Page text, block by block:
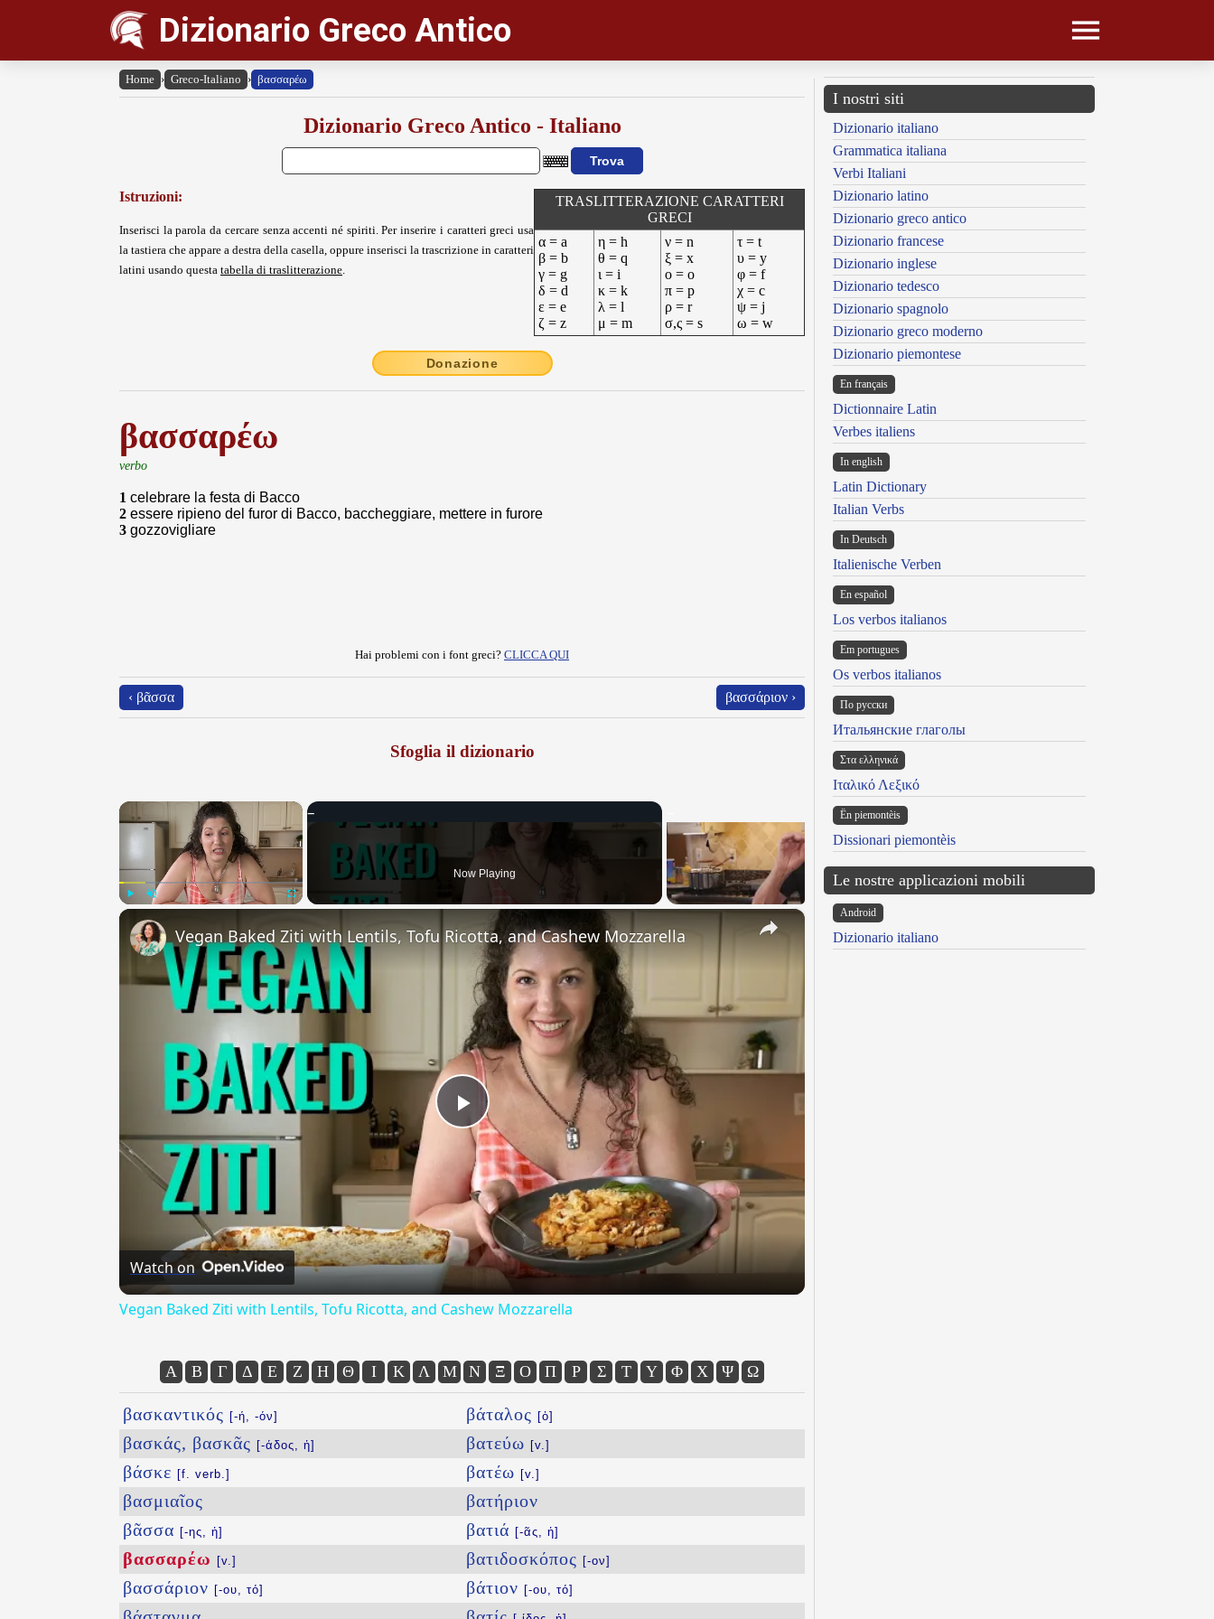
Dizionario Greco Antico
Home › Greco-Italiano › βασσαρέω
Dizionario Greco Antico - Italiano
Istruzioni:
Inserisci la parola da cercare senza accenti né spiriti. Per inserire i caratteri greci usa
la tastiera che appare a destra della casella, oppure inserisci la trascrizione in caratteri
latini usando questa tabella di traslitterazione.
TRASLITTERAZIONE CARATTERI
GRECI
α = a
β = b
γ = g
δ = d
ε = e
ζ = z
η = h
θ = q
ι = i
κ = k
λ = l
μ = m
ν = n
ξ = x
ο = o
π = p
ρ = r
σ,ς = s
τ = t
υ = y
φ = f
χ = c
ψ = j
ω = w
Donazione
βασσαρέω
verbo
1 celebrare la festa di Bacco
2 essere ripieno del furor di Bacco, baccheggiare, mettere in furore
3 gozzovigliare
Hai problemi con i font greci? CLICCA QUI
‹ βᾶσσα βασσάριον ›
Sfoglia il dizionario
×
Now Playing
×
Play
Video
Vegan Baked Ziti with Lentils, Tofu Ricotta, and Cashew Mozzarella
Watch on
Vegan Baked Ziti with Lentils, Tofu Ricotta, and Cashew Mozzarella
Α Β Γ Δ Ε Ζ Η Θ Ι Κ Λ Μ Ν Ξ Ο Π Ρ Σ Τ Υ Φ Χ Ψ Ω
βασκαντικός [-ή, -όν]
βασκάς, βασκᾶς [-άδος, ἡ]
βάσκε [f. verb.]
βασμιαῖος
βᾶσσα [-ης, ἡ]
βασσαρέω [v.]
βασσάριον [-ου, τό]
βάταλος [ὁ]
βατεύω [v.]
βατέω [v.]
βατήριον
βατιά [-ᾶς, ἡ]
βατιδοσκόπος [-ον]
βάτιον [-ου, τό]
I nostri siti
Dizionario italiano
Grammatica italiana
Verbi Italiani
Dizionario latino
Dizionario greco antico
Dizionario francese
Dizionario inglese
Dizionario tedesco
Dizionario spagnolo
Dizionario greco moderno
Dizionario piemontese
En français
Dictionnaire Latin
Verbes italiens
In english
Latin Dictionary
Italian Verbs
In Deutsch
Italienische Verben
En español
Los verbos italianos
Em portugues
Os verbos italianos
По русски
Итальянские глаголы
Στα ελληνικά
Ιταλικό Λεξικό
Ën piemontèis
Dissionari piemontèis
Le nostre applicazioni mobili
Android
Dizionario italiano